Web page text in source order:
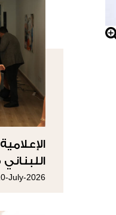
July-2026